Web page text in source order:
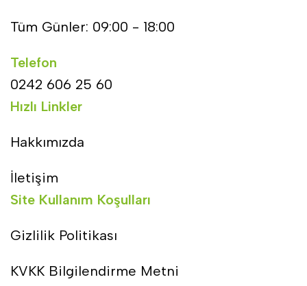
Tüm Günler: 09:00 - 18:00
Telefon
0242 606 25 60
Hızlı Linkler
Hakkımızda
İletişim
Site Kullanım Koşulları
Gizlilik Politikası
KVKK Bilgilendirme Metni